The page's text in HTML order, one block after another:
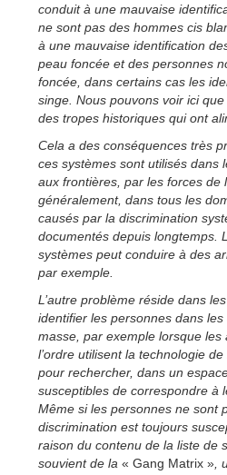
conduit à une mauvaise
ne sont pas des hommes cis
à une mauvaise identification
peau foncée et des personnes
foncée, dans certains cas les
singe. Nous pouvons voir ici
des tropes historiques qui ont
Cela a des conséquences très
ces systèmes sont utilisés dans
aux frontières, par les forces de
généralement, dans tous les
causés par la discrimination
documentés depuis longtemps.
systèmes peut conduire à des
par exemple.
L’autre problème réside dans
identifier les personnes dans
masse, par exemple lorsque les
l’ordre utilisent la technologie
pour rechercher, dans un
susceptibles de correspondre à
Même si les personnes ne sont
discrimination est toujours
raison du contenu de la liste de
souvient de la « Gang Matrix »,